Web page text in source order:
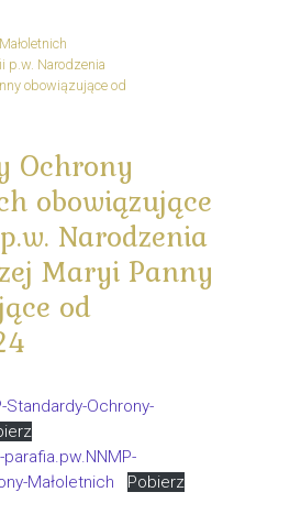
p.w. Narodzenia
obowiązujące od
Ochrony
obowiązujące
Narodzenia
Maryi Panny
od
Standardy-Ochrony-
Małoletnich
Pobierz